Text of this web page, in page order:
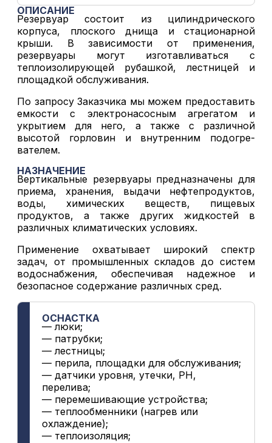
ОПИСАНИЕ
Резервуар состоит из цилиндрического
корпуса, плоского днища и стационарной
крыши. В зависимости от применения,
резервуары могут изготавливаться с
теплоизолирующей рубашкой, лестницей и
площадкой обслуживания.
По запросу Заказчика мы можем предоставить
емкости с электронасосным агрегатом и
укрытием для него, а также с различной
высотой горловин и внутренним подогре-
вателем.
НАЗНАЧЕНИЕ
Вертикальные резервуары предназначены для
приема, хранения, выдачи нефтепродуктов,
воды, химических веществ, пищевых
продуктов, а также других жидкостей в
различных климатических условиях.
Применение охватывает широкий спектр
задач, от промышленных складов до систем
водоснабжения, обеспечивая надежное и
безопасное содержание различных сред.
ОСНАСТКА
— люки;
— патрубки;
— лестницы;
— перила, площадки для обслуживания;
— датчики уровня, утечки, PH,
перелива;
— перемешивающие устройства;
— теплообменники (нагрев или
охлаждение);
— теплоизоляция;